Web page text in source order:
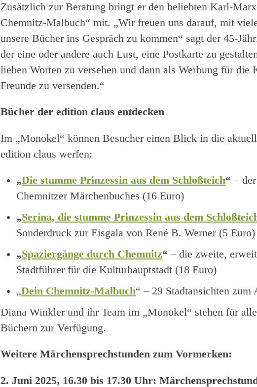
Zusätzlich zur Beratung bringt er den beliebten Karl-
Chemnitz-Malbuch“ mit. „Wir freuen uns darauf, mit
unsere Bücher ins Gespräch zu kommen“ sagt der 45-
der eine oder andere auch Lust, eine Postkarte zu
lieben Worten zu versehen und dann als Werbung für die
Freunde zu versenden.“
Bücher der edition claus entdecken
Im „Monokel“ können Besucher einen Blick in die
edition claus werfen:
„Die stumme Prinzessin aus dem Schloßteich“ –
Chemnitzer Märchenbuches (16 Euro)
„Serina, die stumme Prinzessin aus dem
Sonderdruck zur Eisgala von René B. Werner (5 Euro)
„Spaziergänge durch Chemnitz“ – die zweite,
Stadtführer für die Kulturhauptstadt (18 Euro)
„Dein Chemnitz-Malbuch“ – 29 Stadtansichten zum
Diana Winkler und ihr Team im „Monokel“ stehen für
Büchern zur Verfügung.
Weitere Märchensprechstunden zum Vormerken:
2. Juni 2025, 16.30 bis 17.30 Uhr: